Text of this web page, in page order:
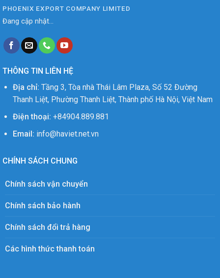
PHOENIX EXPORT COMPANY LIMITED
Đang cập nhật...
THÔNG TIN LIÊN HỆ
Địa chỉ: Tầng 3, Tòa nhà Thái Lâm Plaza, Số 52 Đường
Thanh Liệt, Phường Thanh Liệt, Thành phố Hà Nội, Việt Nam
Điện thoại: +84904.889.881
Email: info@haviet.net.vn
CHÍNH SÁCH CHUNG
Chính sách vận chuyển
Chính sách bảo hành
Chính sách đổi trả hàng
Các hình thức thanh toán